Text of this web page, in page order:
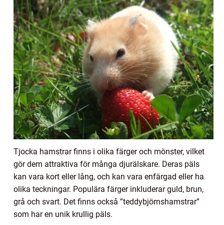
Tjocka hamstrar finns i olika färger och mönster, vilket
gör dem attraktiva för många djurälskare. Deras päls
kan vara kort eller lång, och kan vara enfärgad eller ha
olika teckningar. Populära färger inkluderar guld, brun,
grå och svart. Det finns också ”teddybjörnshamstrar”
som har en unik krullig päls.